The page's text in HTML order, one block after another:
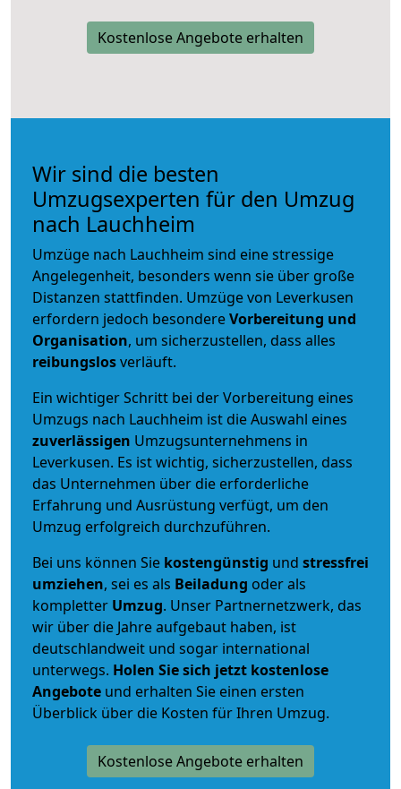
Kostenlose Angebote erhalten
Wir sind die besten
Umzugsexperten für den Umzug
nach Lauchheim
Umzüge nach Lauchheim sind eine stressige
Angelegenheit, besonders wenn sie über große
Distanzen stattfinden. Umzüge von Leverkusen
erfordern jedoch besondereVorbereitung und
Organisation, um sicherzustellen, dass alles
reibungslosverläuft.
Ein wichtiger Schritt bei der Vorbereitung eines
Umzugs nach Lauchheim ist die Auswahl eines
zuverlässigen Umzugsunternehmens in
Leverkusen. Es ist wichtig, sicherzustellen, dass
das Unternehmen über die erforderliche
Erfahrung und Ausrüstung verfügt, um den
Umzug erfolgreich durchzuführen.
Bei uns können Sie kostengünstig und stressfrei
umziehen, sei es als Beiladung oder als
kompletter Umzug. Unser Partnernetzwerk, das
wir über die Jahre aufgebaut haben, ist
deutschlandweit und sogar international
unterwegs. Holen Sie sich jetzt kostenlose
Angebote und erhalten Sie einen ersten
Überblick über die Kosten für Ihren Umzug.
Kostenlose Angebote erhalten